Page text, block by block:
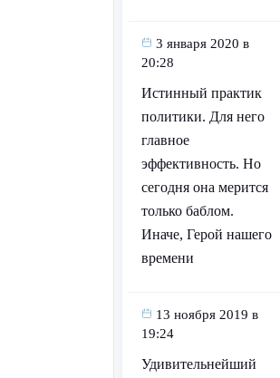
3 января 2020 в
20:28
Истинный практик
политики. Для него
главное
эффективность. Но
сегодня она мерится
только баблом.
Иначе, Герой нашего
времени
13 ноября 2019 в
19:24
Удивительнейший